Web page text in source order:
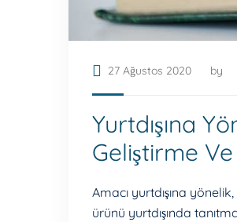
27 Ağustos 2020 by
Yurtdışına
Geliştirme
Amacı yurtdışına
ürünü yurtdışında